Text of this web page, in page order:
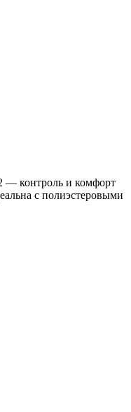
— контроль и комфорт
с полиэстеровыми